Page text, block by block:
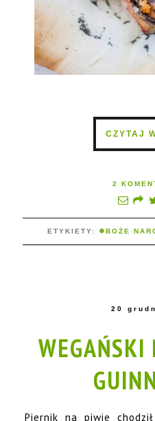
CZYTAJ
2
ETYKIETY: ❅BOŻE
20
Piernik na piwie